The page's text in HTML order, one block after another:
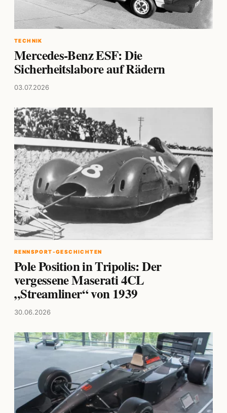
TECHNIK
Mercedes-Benz ESF: Die
Sicherheitslabore auf Rädern
03.07.2026
RENNSPORT-GESCHICHTEN
Pole Position in Tripolis: Der
vergessene Maserati 4CL
„Streamliner“ von 1939
30.06.2026